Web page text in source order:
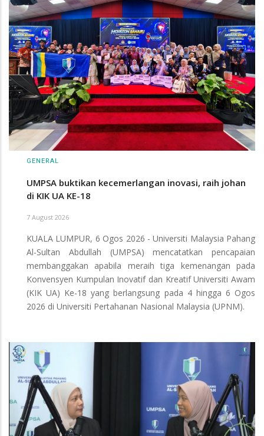
GENERAL
UMPSA buktikan kecemerlangan inovasi, raih johan
di KIK UA KE-18
7 August 2026
KUALA LUMPUR, 6 Ogos 2026 - Universiti Malaysia Pahang
Al-Sultan Abdullah (UMPSA) mencatatkan pencapaian
membanggakan apabila meraih tiga kemenangan pada
Konvensyen Kumpulan Inovatif dan Kreatif Universiti Awam
(KIK UA) Ke-18 yang berlangsung pada 4 hingga 6 Ogos
2026 di Universiti Pertahanan Nasional Malaysia (UPNM).